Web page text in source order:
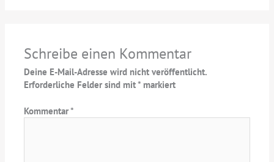
Schreibe einen Kommentar
Deine E-Mail-Adresse wird nicht veröffentlicht.
Erforderliche Felder sind mit* markiert
Kommentar*